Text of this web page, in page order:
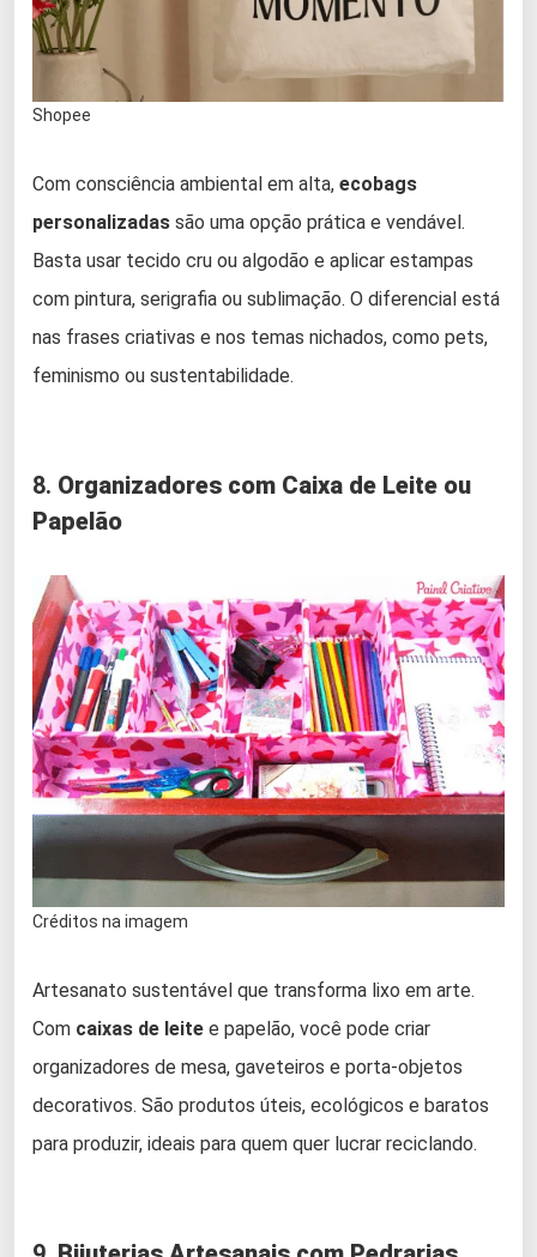
Shopee
Com consciência ambiental em alta, ecobags
personalizadas são uma opção prática e vendável.
Basta usar tecido cru ou algodão e aplicar estampas
com pintura, serigrafia ou sublimação. O diferencial está
nas frases criativas e nos temas nichados, como pets,
feminismo ou sustentabilidade.
8. Organizadores com Caixa de Leite ou
Papelão
Créditos na imagem
Artesanato sustentável que transforma lixo em arte.
Com caixas de leite e papelão, você pode criar
organizadores de mesa, gaveteiros e porta-objetos
decorativos. São produtos úteis, ecológicos e baratos
para produzir, ideais para quem quer lucrar reciclando.